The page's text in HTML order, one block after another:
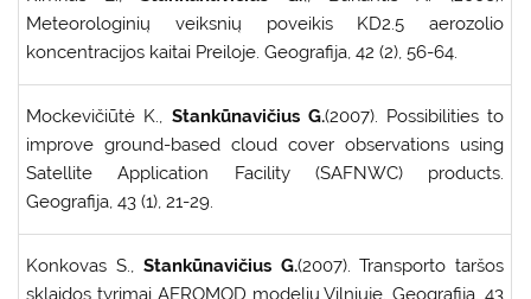
Meteorologinių veiksnių poveikis KD2.5 aerozolio
koncentracijos kaitai Preiloje. Geografija, 42 (2), 56-64.
Mockevičiūtė K., Stankūnavičius G.(2007). Possibilities to
improve ground-based cloud cover observations using
Satellite Application Facility (SAFNWC) products.
Geografija, 43 (1), 21-29.
Konkovas S., Stankūnavičius G.(2007). Transporto taršos
sklaidos tyrimai AEROMOD modeliu Vilniuje. Geografija, 43